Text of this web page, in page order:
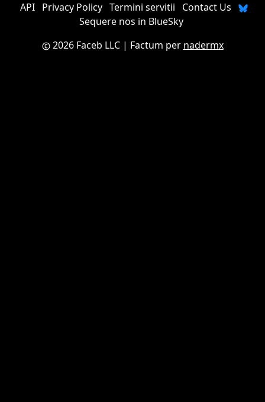
API Privacy Policy Termini servitii
Contact Us
Sequere nos in BlueSky
2026 Faceb LLC| Factum per nadermx